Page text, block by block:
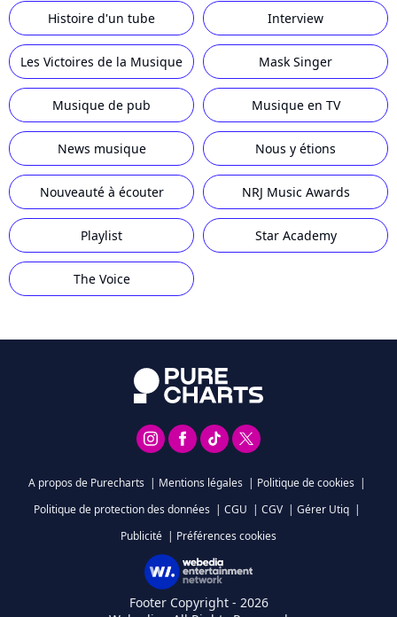
Histoire d'un tube Interview
Les Victoires de la Musique Mask Singer
Musique de pub Musique en TV
News musique Nous y étions
Nouveauté à écouter NRJ Music Awards
Playlist Star Academy
The Voice
A propos de Purecharts | Mentions légales | Politique de cookies |
Politique de protection des données | CGU | CGV | Gérer Utiq |
Publicité | Préférences cookies
Footer Copyright - 2026